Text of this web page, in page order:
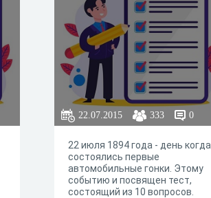
22.07.2015 333 0
22 июля 1894 года - день когда
состоялись первые
автомобильные гонки. Этому
событию и посвящен тест,
состоящий из 10 вопросов.